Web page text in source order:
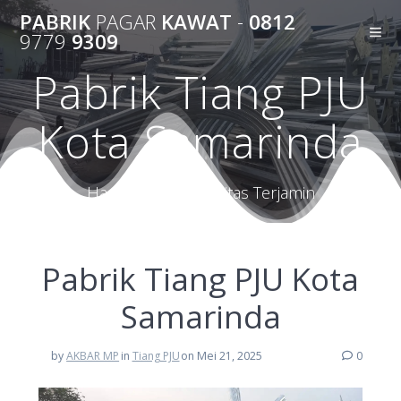
to
content
PABRIK PAGAR KAWAT -0812
97799309
Pabrik Tiang PJU
Kota Samarinda
Harga Terbaik Kualitas Terjamin
Pabrik Tiang PJU Kota
Samarinda
byAKBAR MP in Tiang PJUon Mei 21, 2025 0